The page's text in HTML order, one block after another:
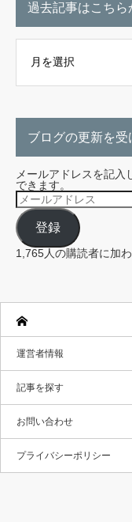
過去記事はこちら
ブログの更新を受
メールアドレスを記入
できます。
メ
ー
ル
ア
ド
レ
ス
登録
1,765人の購読者に加
運営者情報
記事を探す
お問い合わせ
プライバシーポリシー